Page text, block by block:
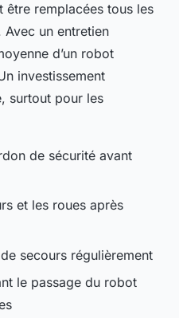
être remplacées tous les
Avec un entretien
d’un robot
investissement
surtout pour les
de sécurité avant
et les roues après
secours régulièrement
le passage du robot